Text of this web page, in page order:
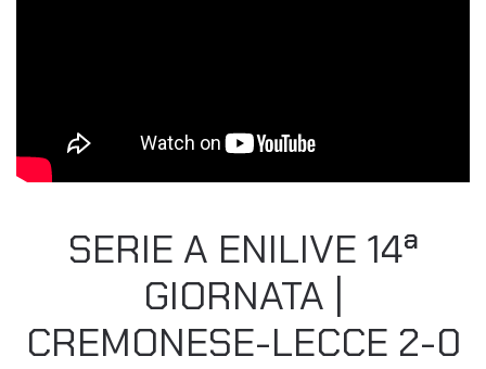
SERIE A ENILIVE 14ª
GIORNATA |
CREMONESE-LECCE 2-0